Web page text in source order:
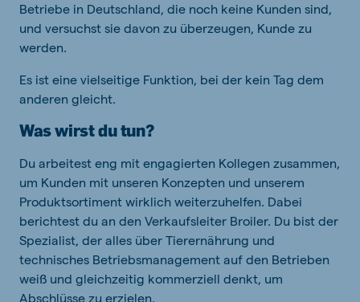
Betriebe in Deutschland, die noch keine Kunden sind,
und versuchst sie davon zu überzeugen, Kunde zu
werden.
Es ist eine vielseitige Funktion, bei der kein Tag dem
anderen gleicht.
Was wirst du tun?
Du arbeitest eng mit engagierten Kollegen zusammen,
um Kunden mit unseren Konzepten und unserem
Produktsortiment wirklich weiterzuhelfen. Dabei
berichtest du an den Verkaufsleiter Broiler. Du bist der
Spezialist, der alles über Tierernährung und
technisches Betriebsmanagement auf den Betrieben
weiß und gleichzeitig kommerziell denkt, um
Abschlüsse zu erzielen.